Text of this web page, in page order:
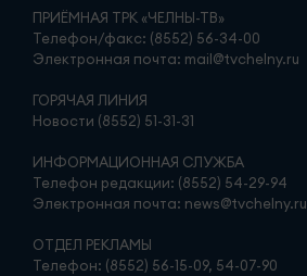
ПРИЁМНАЯ ТРК «ЧЕЛНЫ-ТВ»
Телефон/факс: (8552) 56-34-00
Электронная почта: mail@tvchelny.ru
ГОРЯЧАЯ ЛИНИЯ
Новости (8552) 51-31-31
ИНФОРМАЦИОННАЯ СЛУЖБА
Телефон редакции: (8552) 54-29-94
Электронная почта: news@tvchelny.ru
ОТДЕЛ РЕКЛАМЫ
Телефон: (8552) 56-15-09, 54-07-90